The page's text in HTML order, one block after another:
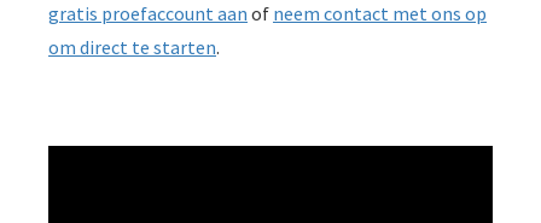
gratis proefaccount aan of neem contact met ons op
om direct te starten.